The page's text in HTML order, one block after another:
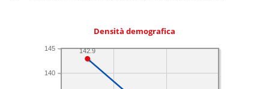
Densità demografica
140
145 142.9